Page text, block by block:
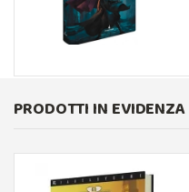
PRODOTTI IN EVIDENZA